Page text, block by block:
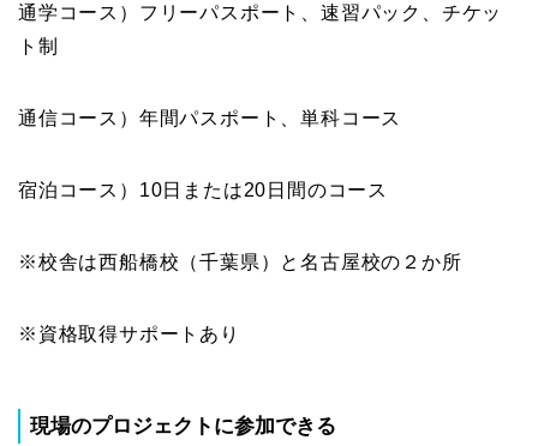
通学コース）フリーパスポート、速習パック、チケッ
ト制
通信コース）年間パスポート、単科コース
宿泊コース）10日または20日間のコース
※校舎は西船橋校（千葉県）と名古屋校の２か所
※資格取得サポートあり
現場のプロジェクトに参加できる